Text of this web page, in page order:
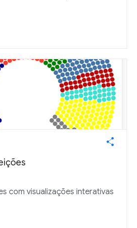
com visualizações interativas